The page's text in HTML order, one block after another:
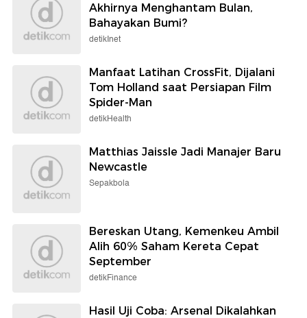
Akhirnya Menghantam Bulan,
Bahayakan Bumi?
detikInet
Manfaat Latihan CrossFit, Dijalani
Tom Holland saat Persiapan Film
Spider-Man
detikHealth
Matthias Jaissle Jadi Manajer Baru
Newcastle
Sepakbola
Bereskan Utang, Kemenkeu Ambil
Alih 60% Saham Kereta Cepat
September
detikFinance
Hasil Uji Coba: Arsenal Dikalahkan